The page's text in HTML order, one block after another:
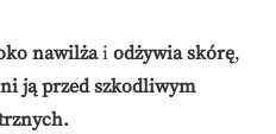
nawilżai odżywia skórę,
ją przed szkodliwym